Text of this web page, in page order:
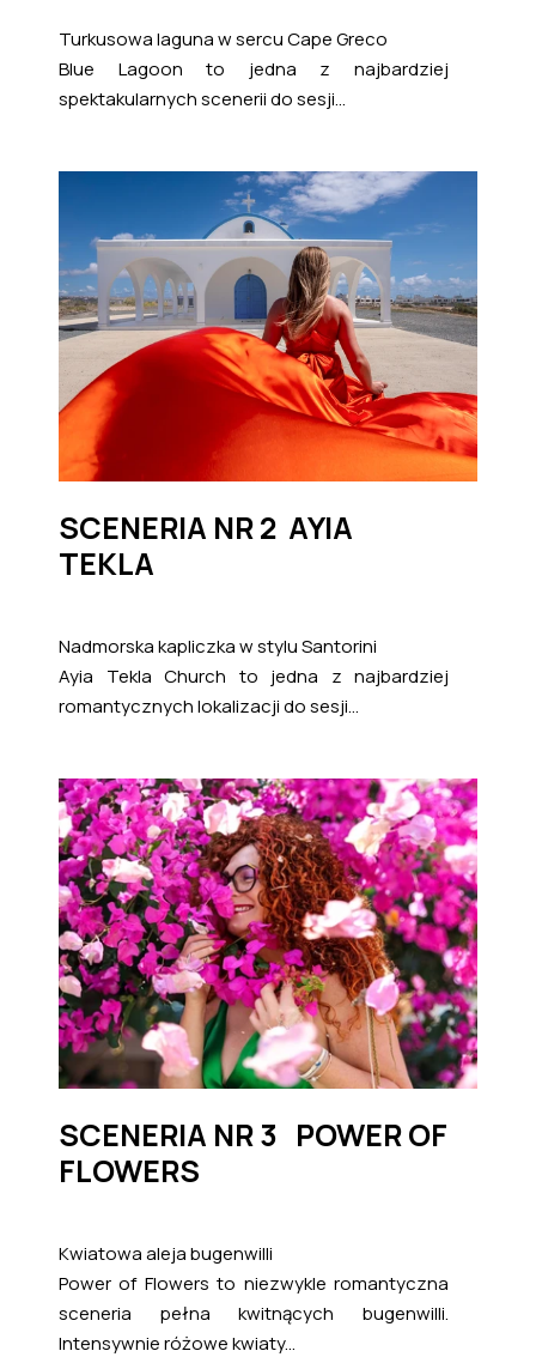
Turkusowa laguna w sercu Cape Greco
Blue Lagoon to jedna z najbardziej
spektakularnych scenerii do sesji...
SCENERIA NR 2 AYIA
TEKLA
Nadmorska kapliczka w stylu Santorini
Ayia Tekla Church to jedna z najbardziej
romantycznych lokalizacji do sesji...
SCENERIA NR 3 POWER OF
FLOWERS
Kwiatowa aleja bugenwilli
Power of Flowers to niezwykle romantyczna
sceneria pełna kwitnących bugenwilli.
Intensywnie różowe kwiaty...